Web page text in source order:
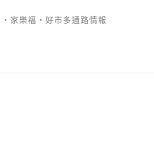
家樂福・好市多通路情報